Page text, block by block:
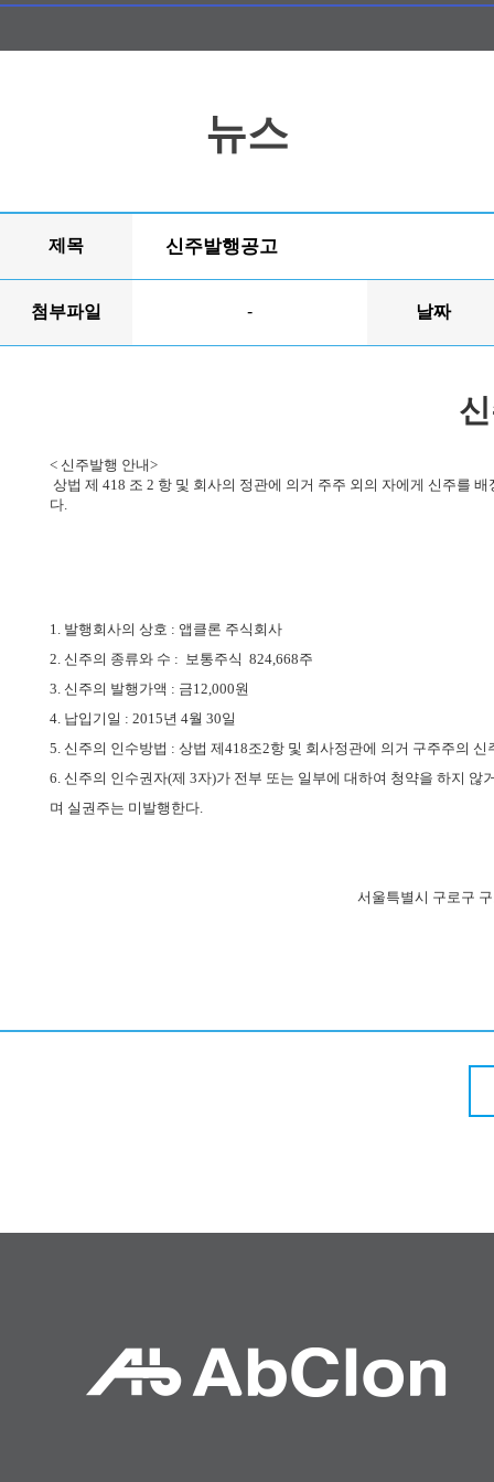
뉴스
제목 신주발행공고
첨부파일 - 날짜
< 신주발행 안내>
상법 제 418 조 2 항 및 회사의 정관에 의거 주주 외의 자에게 신주를
다.
1. 발행회사의 상호 : 앱클론 주식회사
2. 신주의 종류와 수 : 보통주식 824,668주
3. 신주의 발행가액 : 금12,000원
4. 납입기일 : 2015년 4월 30일
5. 신주의 인수방법 : 상법 제418조2항 및 회사정관에 의거 구주주의
6. 신주의 인수권자(제 3자)가 전부 또는 일부에 대하여 청약을 하지
며 실권주는 미발행한다.
서울특별시 구로구